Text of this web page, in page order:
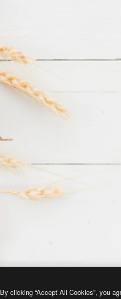
By clicking “Accept All Cookies”, you